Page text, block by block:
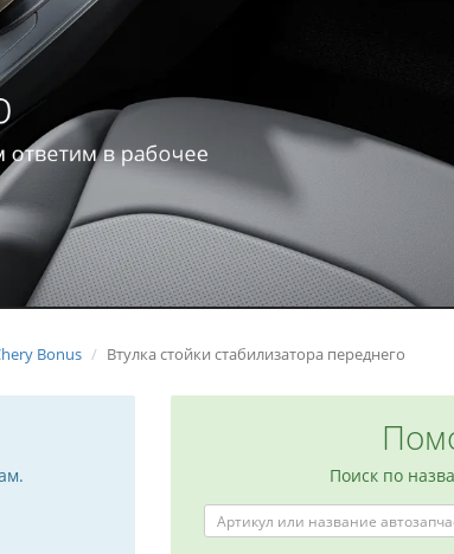
в рабочее
Bonus Втулка стойки стабилизатора переднего
Поиск по